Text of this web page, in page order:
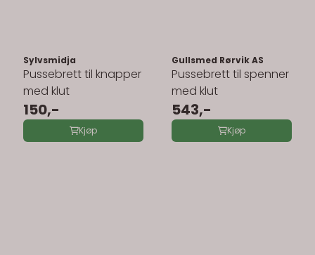
Sylvsmidja
Pussebrett til knapper
med klut
150,-
Kjøp
Gullsmed Rørvik AS
Pussebrett til spenner
med klut
543,-
Kjøp